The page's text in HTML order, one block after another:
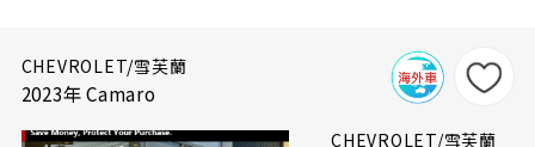
CHEVROLET/雪芙蘭
2023年 Camaro
CHEVROLET/雪芙蘭